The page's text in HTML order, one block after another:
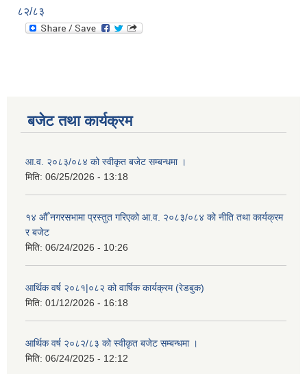
८२/८३
बजेट तथा कार्यक्रम
आ.व. २०८३/०८४ को स्वीकृत बजेट सम्बन्धमा ।
मिति: 06/25/2026 - 13:18
१४ औँ नगरसभामा प्रस्तुत गरिएको आ.व. २०८३/०८४ को नीति तथा कार्यक्रम
र बजेट
मिति: 06/24/2026 - 10:26
आर्थिक वर्ष २०८१|०८२ को वार्षिक कार्यक्रम (रेडबुक)
मिति: 01/12/2026 - 16:18
आर्थिक वर्ष २०८२/८३ को स्वीकृत बजेट सम्बन्धमा ।
मिति: 06/24/2025 - 12:12